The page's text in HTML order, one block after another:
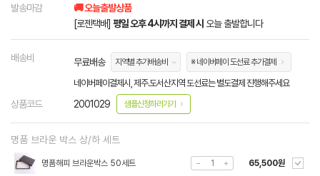
발송마감
🚚 오늘출발상품
[로젠택배] 평일 오후 4시까지 결제 시 오늘 출발합니다
배송비 무료배송 지역별 추가배송비 ※ 네이버페이 도선료 추가결제
네이버페이결제시, 제주.도서산지역 도선료는 별도결제 진행해주세요
상품코드 2001029 샘플신청하러가기
명품 브라운 박스 상/하 세트
명품해피 브라운박스 50세트 65,500원